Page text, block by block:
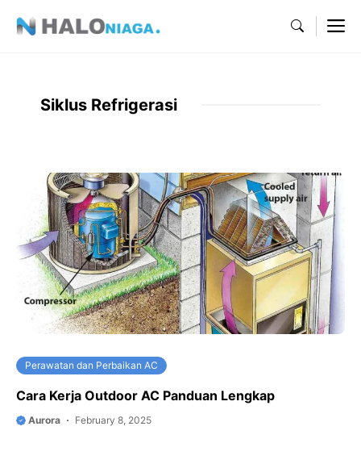
Siklus Refrigerasi
Perawatan dan Perbaikan AC
Cara Kerja Outdoor AC Panduan Lengkap
Aurora February 8, 2025